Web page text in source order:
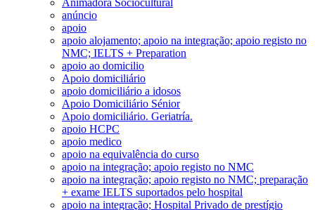
anúncio
apoio
apoio alojamento; apoio na integração; apoio registo no
NMC; IELTS + Preparation
apoio ao domicilio
Apoio domiciliário
apoio domiciliário a idosos
Apoio Domiciliário Sénior
Apoio domiciliário. Geriatría.
apoio HCPC
apoio medico
apoio na equivalência do curso
apoio na integração; apoio registo no NMC
apoio na integração; apoio registo no NMC; preparação
+ exame IELTS suportados pelo hospital
apoio na integração; Hospital Privado de prestígio